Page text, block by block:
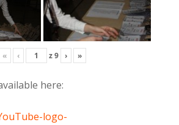
« ‹ z9 › »
here: